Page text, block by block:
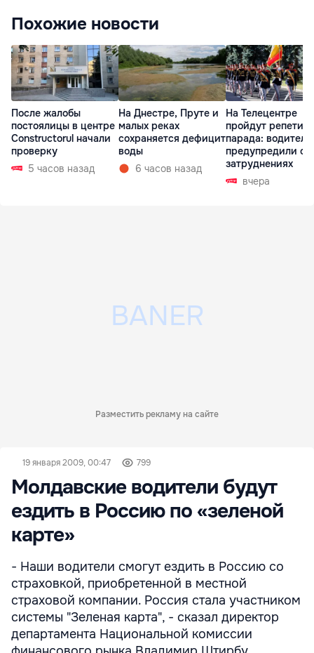
Похожие новости
После жалобы
постоялицы в центре
Constructorul начали
проверку
5 часов назад
На Днестре, Пруте и
малых реках
сохраняется дефицит
воды
6 часов назад
На Телецентре
пройдут
парада:
предупредили о
затруднениях
вчера
Разместить рекламу на сайте
19 января 2009, 00:47 799
Молдавские водители будут
ездить в Россию по «зеленой
карте»
- Наши водители смогут ездить в Россию со
страховкой, приобретенной в местной
страховой компании. Россия стала участником
системы "Зеленая карта", - сказал директор
департамента Национальной комиссии